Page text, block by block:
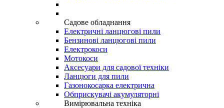
Садове обладнання
Електричні ланцюгові пили
Бензинові ланцюгові пили
Електрокоси
Мотокоси
Аксесуари для садової техніки
Ланцюги для пили
Газонокосарка електрична
Обприскувачі акумуляторні
Вимірювальна техніка